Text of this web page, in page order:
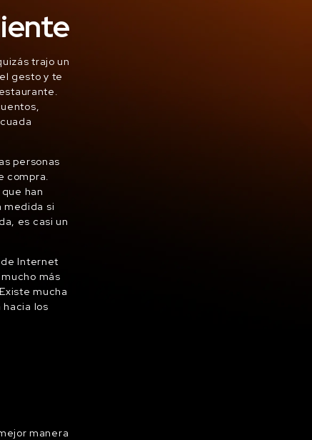
trajo un
gesto y te
personas
compra.
han
medida si
es casi un
Internet
más
mucha
los
manera